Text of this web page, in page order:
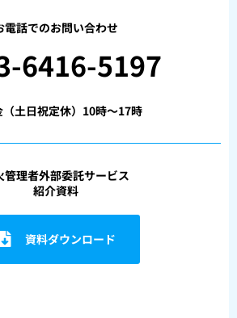
電話でのお問い合わせ
6416-5197
（土日祝定休）10時〜17時
管理者外部委託サービス
紹介資料
資料ダウンロード